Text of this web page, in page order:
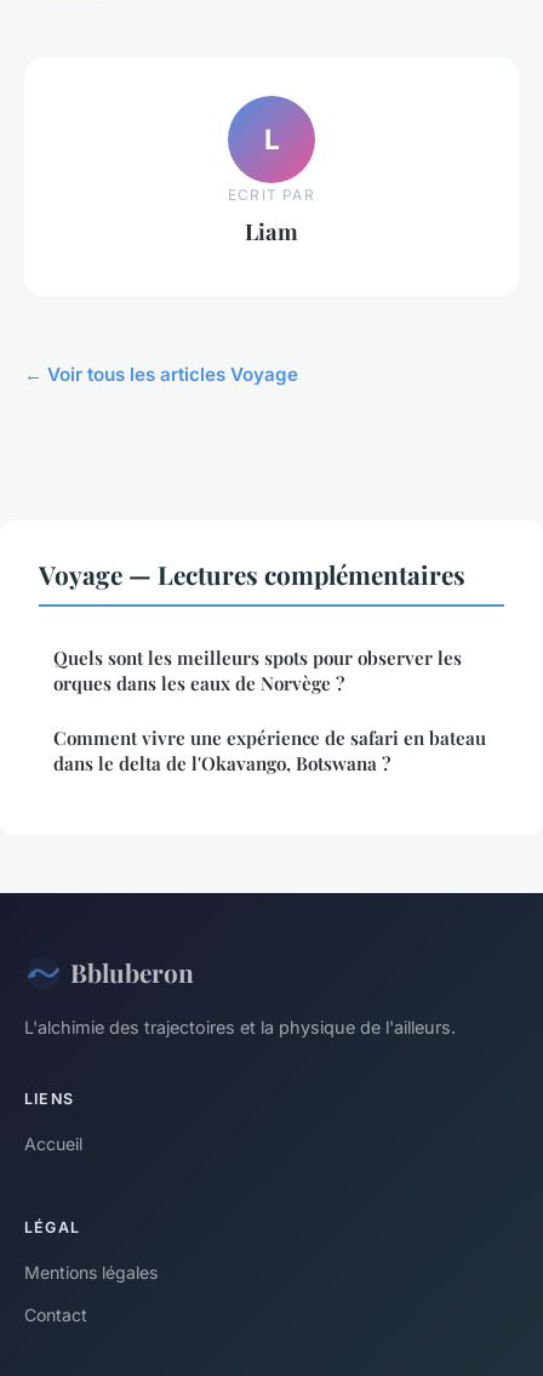
L
ECRIT PAR
Liam
← Voir tous les articles Voyage
Voyage — Lectures complémentaires
Quels sont les meilleurs spots pour observer les
orques dans les eaux de Norvège ?
Comment vivre une expérience de safari en bateau
dans le delta de l'Okavango, Botswana ?
Bbluberon
L'alchimie des trajectoires et la physique de l'ailleurs.
LIENS
Accueil
LÉGAL
Mentions légales
Contact